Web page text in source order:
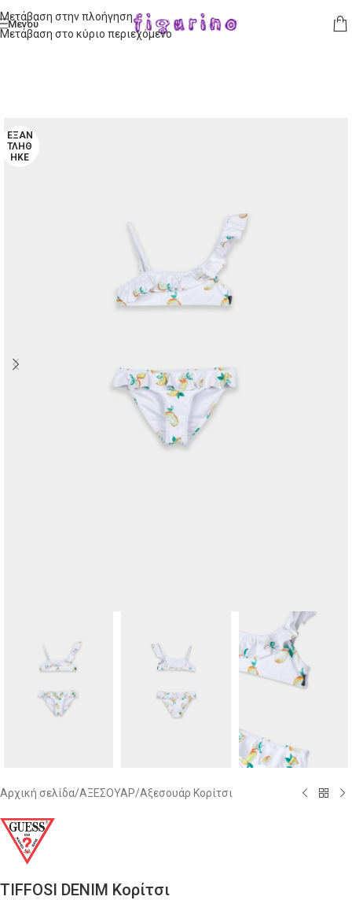
Μετάβαση στην πλοήγηση
Μετάβαση στο κύριο περιεχόμενο
Μενού
ΕΞΑΝ
ΤΛΉΘ
ΗΚΕ
Αρχική σελίδα/ΑΞΕΣΟΥΑΡ/Αξεσουάρ Κορίτσι
TIFFOSI DENIM Κορίτσι